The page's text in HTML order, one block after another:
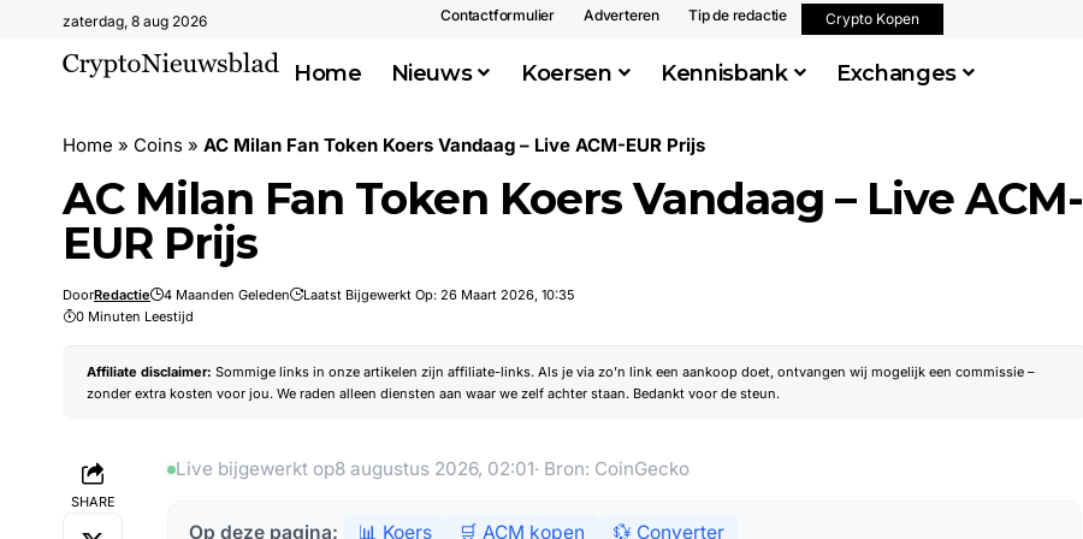
zaterdag, 8 aug 2026 Contactformulier Adverteren Tip de redactie Crypto Kopen
Home Nieuws Koersen Kennisbank Exchanges
Home » Coins » AC Milan Fan Token Koers Vandaag – Live ACM-EUR Prijs
AC Milan Fan Token Koers Vandaag – Live ACM-
EUR Prijs
DoorRedactie 4 Maanden Geleden
Laatst Bijgewerkt Op: 26 Maart 2026, 10:35
0 Minuten Leestijd
Affiliate disclaimer: Sommige links in onze artikelen zijn affiliate-links. Als je via zo’n link een aankoop doet, ontvangen wij mogelijk een commissie –
zonder extra kosten voor jou. We raden alleen diensten aan waar we zelf achter staan. Bedankt voor de steun.
SHARE
Live bijgewerkt op8 augustus 2026, 02:01· Bron: CoinGecko
Op deze pagina: 📊 Koers 🛒 ACM kopen 💱 Converter